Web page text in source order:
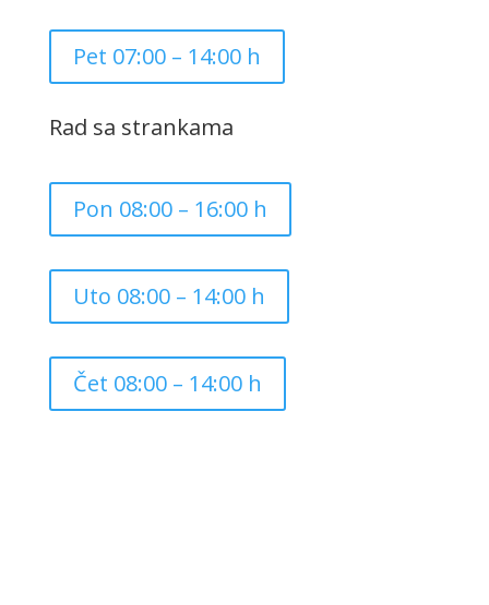
Pet 07:00 – 14:00 h
Rad sa strankama
Pon 08:00 – 16:00 h
Uto 08:00 – 14:00 h
Čet 08:00 – 14:00 h